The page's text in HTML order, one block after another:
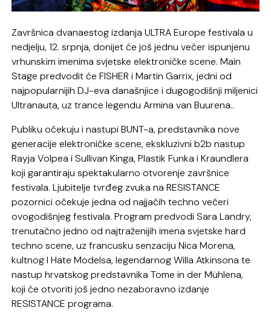
Završnica dvanaestog izdanja ULTRA Europe festivala u
nedjelju, 12. srpnja, donijet će još jednu večer ispunjenu
vrhunskim imenima svjetske elektroničke scene. Main
Stage predvodit će FISHER i Martin Garrix, jedni od
najpopularnijih DJ-eva današnjice i dugogodišnji miljenici
Ultranauta, uz trance legendu Armina van Buurena..
Publiku očekuju i nastupi BUNT-a, predstavnika nove
generacije elektroničke scene, ekskluzivni b2b nastup
Rayja Volpea i Sullivan Kinga, Plastik Funka i Kraundlera
koji garantiraju spektakularno otvorenje završnice
festivala. Ljubitelje tvrđeg zvuka na RESISTANCE
pozornici očekuje jedna od najjačih techno večeri
ovogodišnjeg festivala. Program predvodi Sara Landry,
trenutačno jedno od najtraženijih imena svjetske hard
techno scene, uz francusku senzaciju Nica Morena,
kultnog I Hate Modelsa, legendarnog Willa Atkinsona te
nastup hrvatskog predstavnika Tome in der Mühlena,
koji će otvoriti još jedno nezaboravno izdanje
RESISTANCE programa.